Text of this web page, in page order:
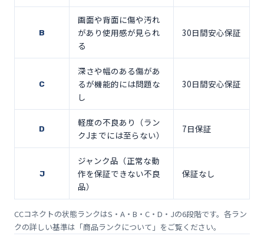
B
画面や背面に傷や汚れ
があり使用感が見られ
る
30日間安心保証
C
深さや幅のある傷があ
るが機能的には問題な
し
30日間安心保証
D
軽度の不良あり（ラン
クJまでには至らない）
7日保証
J
ジャンク品（正常な動
作を保証できない不良
品）
保証なし
CCコネクトの状態ランクはS・A・B・C・D・Jの6段階です。各ラン
クの詳しい基準は「商品ランクについて 」をご覧ください。